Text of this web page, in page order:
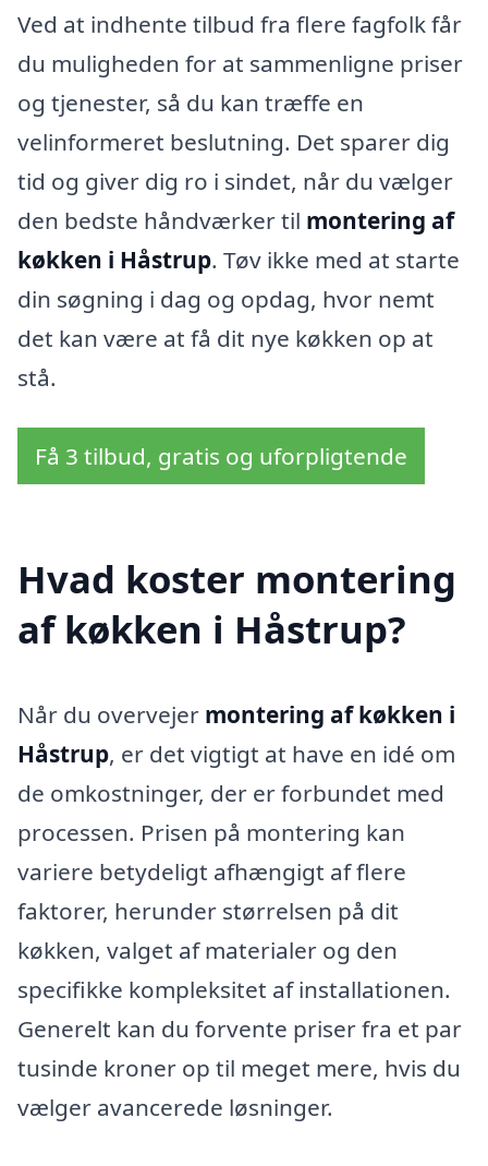
Ved at indhente tilbud fra flere fagfolk får
du muligheden for at sammenligne priser
og tjenester, så du kan træffe en
velinformeret beslutning. Det sparer dig
tid og giver dig ro i sindet, når du vælger
den bedste håndværker til montering af
køkken i Håstrup. Tøv ikke med at starte
din søgning i dag og opdag, hvor nemt
det kan være at få dit nye køkken op at
stå.
Få 3 tilbud, gratis og uforpligtende
Hvad koster montering
af køkken i Håstrup?
Når du overvejer montering af køkken i
Håstrup, er det vigtigt at have en idé om
de omkostninger, der er forbundet med
processen. Prisen på montering kan
variere betydeligt afhængigt af flere
faktorer, herunder størrelsen på dit
køkken, valget af materialer og den
specifikke kompleksitet af installationen.
Generelt kan du forvente priser fra et par
tusinde kroner op til meget mere, hvis du
vælger avancerede løsninger.